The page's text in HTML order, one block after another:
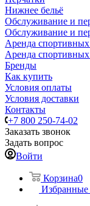
Нижнее бельё
Обслуживание и
Обслуживание и
Аренда
Аренда
Бренды
Как купить
Условия оплаты
Условия доставки
Контакты
+7 800 250-74-02
Заказать звонок
Задать вопрос
Войти
Корзина0
Избранные